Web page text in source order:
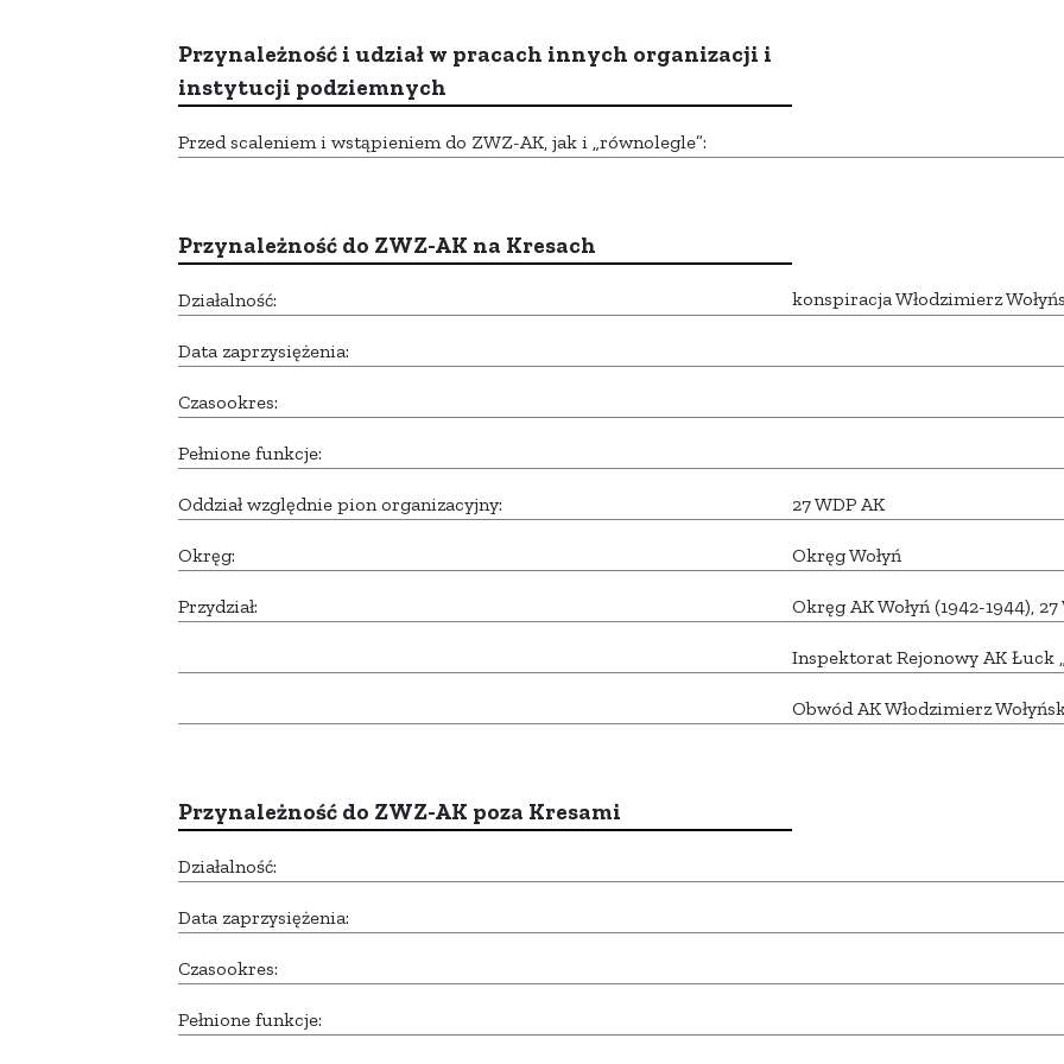
Przynależność i udział w pracach innych organizacji i
instytucji podziemnych
Przed scaleniem i wstąpieniem do ZWZ-AK, jak i „równolegle”:
Przynależność do ZWZ-AK na Kresach
Działalność: konspiracja Włodzimierz
Data zaprzysiężenia:
Czasookres:
Pełnione funkcje:
Oddział względnie pion organizacyjny: 27 WDP AK
Okręg: Okręg Wołyń
Przydział: Okręg AK Wołyń (1942-1944), 27
Inspektorat Rejonowy AK Łuck
Obwód AK Włodzimierz
Przynależność do ZWZ-AK poza Kresami
Działalność:
Data zaprzysiężenia:
Czasookres:
Pełnione funkcje: